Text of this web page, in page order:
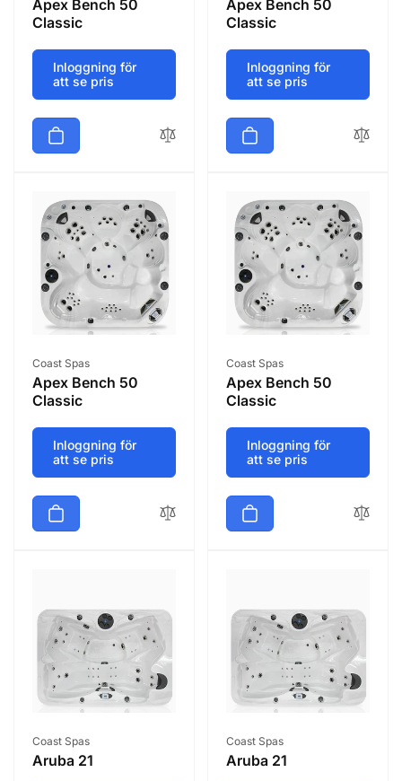
Apex Bench 50
Classic
Inloggning för
att se pris
Apex Bench 50
Classic
Inloggning för
att se pris
Säljare:
Coast Spas
Apex Bench 50
Classic
Inloggning för
att se pris
Säljare:
Coast Spas
Apex Bench 50
Classic
Inloggning för
att se pris
Säljare:
Coast Spas
Aruba 21
Säljare:
Coast Spas
Aruba 21